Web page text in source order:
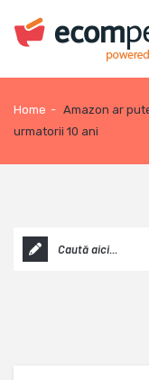
Home - Amazon ar
urmatorii 10 ani